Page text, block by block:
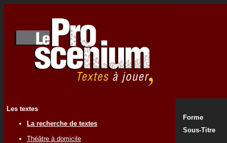
Les textes
La recherche de textes
Théâtre à domicile
Forme
Sous-Titre